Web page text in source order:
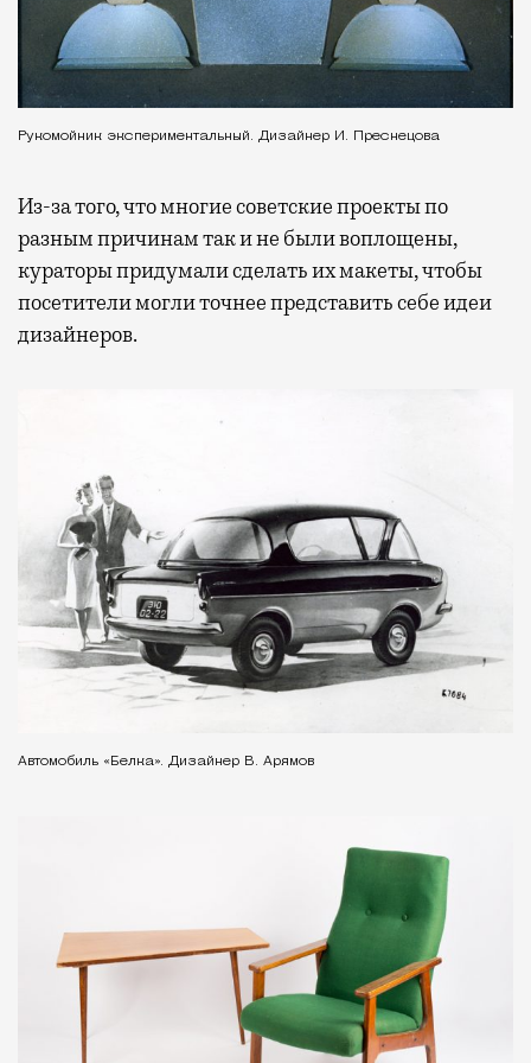
Рукомойник экспериментальный. Дизайнер И. Преснецова
Из-за того, что многие советские проекты по
разным причинам так и не были воплощены,
кураторы придумали сделать их макеты, чтобы
посетители могли точнее представить себе идеи
дизайнеров.
Автомобиль «Белка». Дизайнер В. Арямов